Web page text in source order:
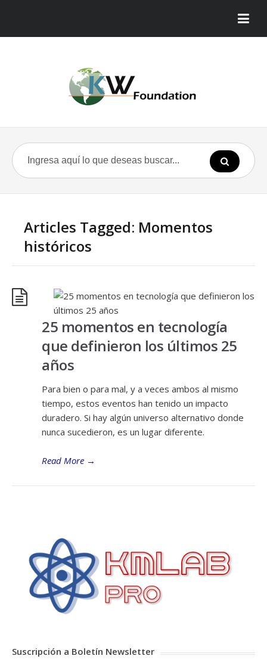
Articles Tagged: Momentos
históricos
25 momentos en tecnología
que definieron los últimos 25
años
Para bien o para mal, y a veces ambos al mismo
tiempo, estos eventos han tenido un impacto
duradero. Si hay algún universo alternativo donde
nunca sucedieron, es un lugar diferente.
Read More →
Suscripción a Boletín Newsletter